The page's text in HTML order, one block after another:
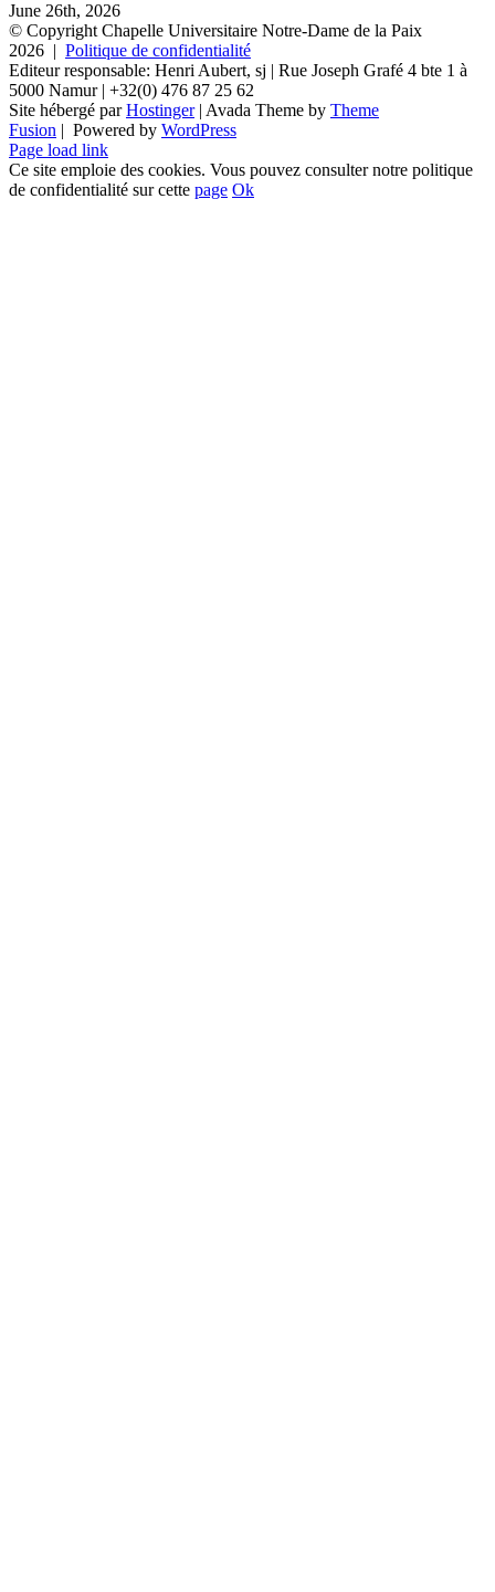
June 26th, 2026
© Copyright Chapelle Universitaire Notre-Dame de la Paix
2026 | Politique de confidentialité
Editeur responsable: Henri Aubert, sj | Rue Joseph Grafé 4 bte 1 à
5000 Namur | +32(0) 476 87 25 62
Site hébergé parHostinger| Avada Theme by Theme
Fusion | Powered by WordPress
Page load link
Ce site emploie des cookies. Vous pouvez consulter notre politique
de confidentialité sur cette page Ok